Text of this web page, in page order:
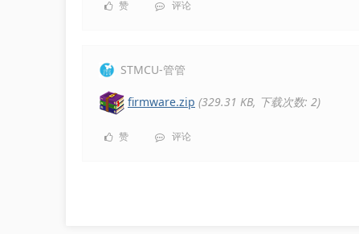
赞 评论
STMCU-管管
firmware.zip (329.31 KB, 下载次数: 2)
赞 评论